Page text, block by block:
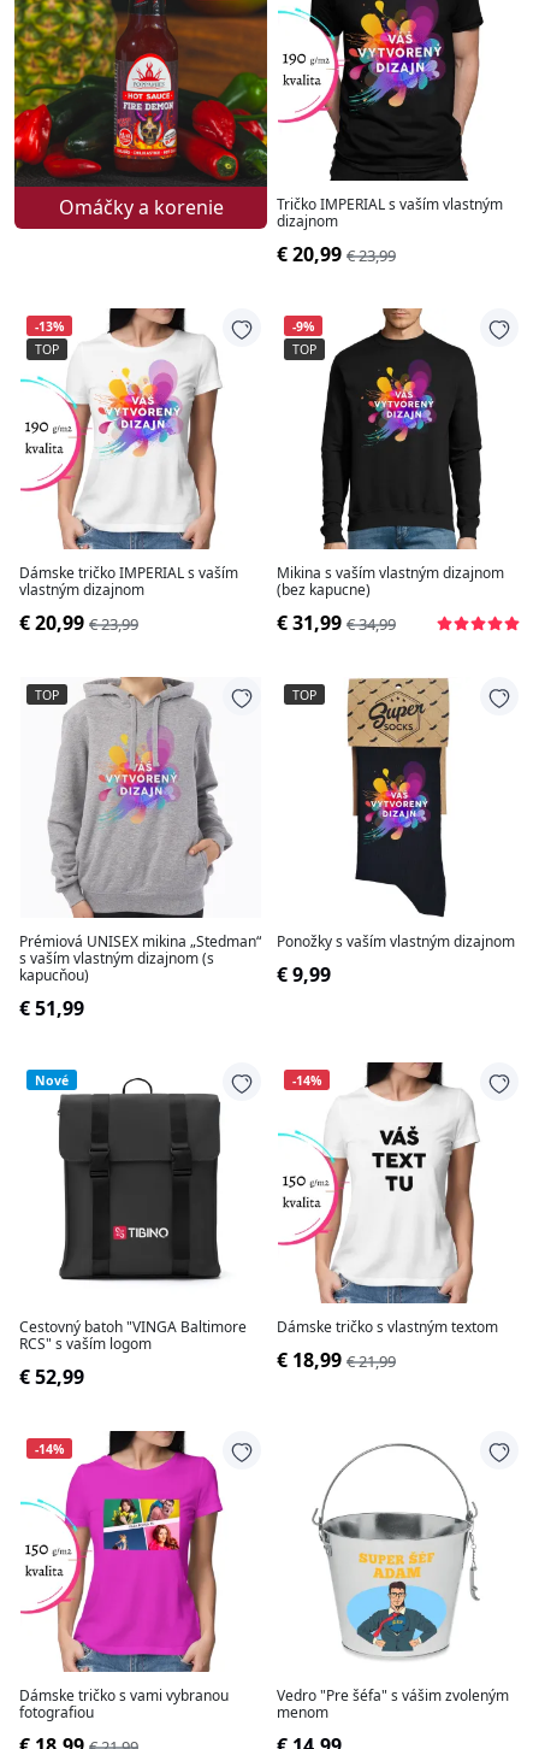
Omáčky a korenie
Tričko IMPERIAL s vaším vlastným
dizajnom
€ 20,99 € 23,99
-13%
TOP
Dámske tričko IMPERIAL s vaším
vlastným dizajnom
€ 20,99 € 23,99
-9%
TOP
Mikina s vaším vlastným dizajnom
(bez kapucne)
€ 31,99 € 34,99
TOP
Prémiová UNISEX mikina „Stedman“
s vaším vlastným dizajnom (s
kapucňou)
€ 51,99
TOP
Ponožky s vaším vlastným dizajnom
€ 9,99
Nové
Cestovný batoh "VINGA Baltimore
RCS" s vaším logom
€ 52,99
-14%
Dámske tričko s vlastným textom
€ 18,99 € 21,99
-14%
Dámske tričko s vami vybranou
fotografiou
Vedro "Pre šéfa" s vášim zvoleným
menom